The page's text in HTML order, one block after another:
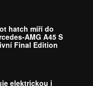
hatch míří do
AMG A45 S
Final Edition
elektrickou i